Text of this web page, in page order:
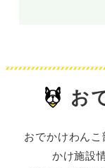
お
おでかけわん
かけ施設